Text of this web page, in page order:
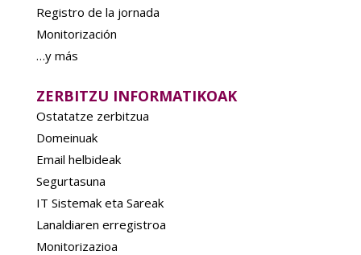
Registro de la jornada
Monitorización
…y más
ZERBITZU INFORMATIKOAK
Ostatatze zerbitzua
Domeinuak
Email helbideak
Segurtasuna
IT Sistemak eta Sareak
Lanaldiaren erregistroa
Monitorizazioa